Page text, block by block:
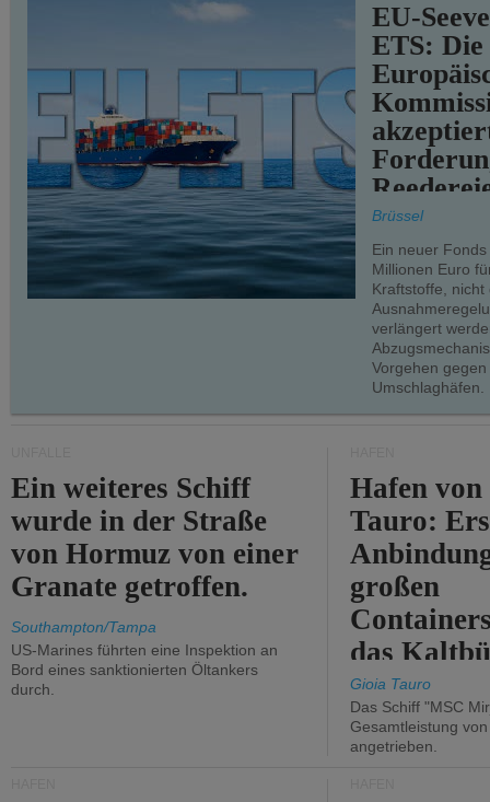
EU-
ETS: Die
teilweise.
Brüssel
Ein neuer
Millionen Euro
Kraftstoffe, nicht
verlängert
Vorgehen
Umschlaghäfen.
Ein weiteres Schiff
wurde in der Straße
von Hormuz von einer
Granate getroffen.
Southampton/Tampa
US-Marines führten eine Inspektion an
Bord eines sanktionierten Öltankers
durch.
Hafen
Tauro:
großen
das
Gioia Tauro
Das Schiff "MSC
Gesamtleistung
angetrieben.